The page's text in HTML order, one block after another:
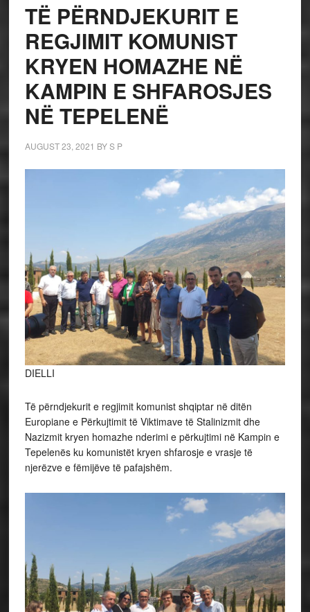
TË PËRNDJEKURIT E
REGJIMIT KOMUNIST
KRYEN HOMAZHE NË
KAMPIN E SHFAROSJES
NË TEPELENË
AUGUST 23, 2021 BYS P
DIELLI
Të përndjekurit e regjimit komunist shqiptar në ditën
Europiane e Përkujtimit të Viktimave të Stalinizmit dhe
Nazizmit kryen homazhe nderimi e përkujtimi në Kampin e
Tepelenës ku komunistët kryen shfarosje e vrasje të
njerëzve e fëmijëve të pafajshëm.